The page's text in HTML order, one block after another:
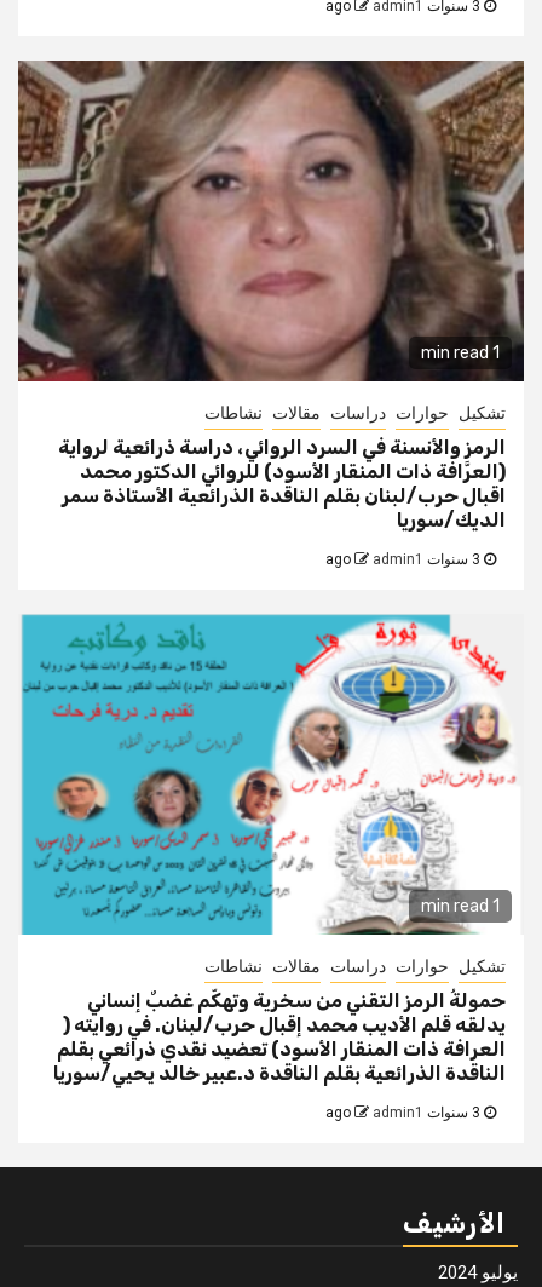
admin1
1 min read
تشكيل حوارات دراسات مقالات نشاطات
الرمز والأنسنة في السرد الروائي، دراسة ذرائعية لرواية
(العرَّافة ذات المنقار الأسود) للروائي الدكتور محمد
اقبال حرب/لبنان بقلم الناقدة الذرائعية الأستاذة سمر
الديك/سوريا
admin1
1 min read
تشكيل حوارات دراسات مقالات نشاطات
حمولةُ الرمز التقني من سخرية وتهكّم غضبٌ إنساني
يدلقه قلم الأديب محمد إقبال حرب/لبنان. في روايته (
العرافة ذات المنقار الأسود) تعضيد نقدي ذرائعي بقلم
الناقدة الذرائعية بقلم الناقدة د.عبير خالد يحيي/سوريا
admin1
الأرشيف
يوليو 2024